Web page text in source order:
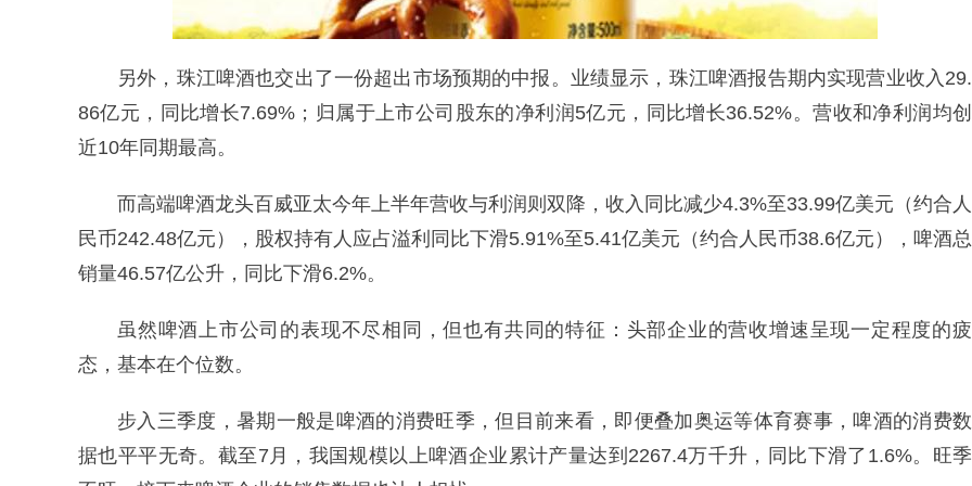
另外，珠江啤酒也交出了一份超出市场预期的中报。业绩显示，珠江啤酒报告期内实现营业收入29.
86亿元，同比增长7.69%；归属于上市公司股东的净利润5亿元，同比增长36.52%。营收和净利润均创
近10年同期最高。
而高端啤酒龙头百威亚太今年上半年营收与利润则双降，收入同比减少4.3%至33.99亿美元（约合人
民币242.48亿元），股权持有人应占溢利同比下滑5.91%至5.41亿美元（约合人民币38.6亿元），啤酒总
销量46.57亿公升，同比下滑6.2%。
虽然啤酒上市公司的表现不尽相同，但也有共同的特征：头部企业的营收增速呈现一定程度的疲
态，基本在个位数。
步入三季度，暑期一般是啤酒的消费旺季，但目前来看，即便叠加奥运等体育赛事，啤酒的消费数
据也平平无奇。截至7月，我国规模以上啤酒企业累计产量达到2267.4万千升，同比下滑了1.6%。旺季